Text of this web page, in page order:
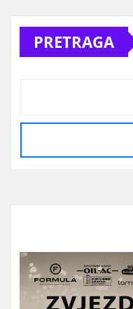
stranica
objava
PRETRAGA